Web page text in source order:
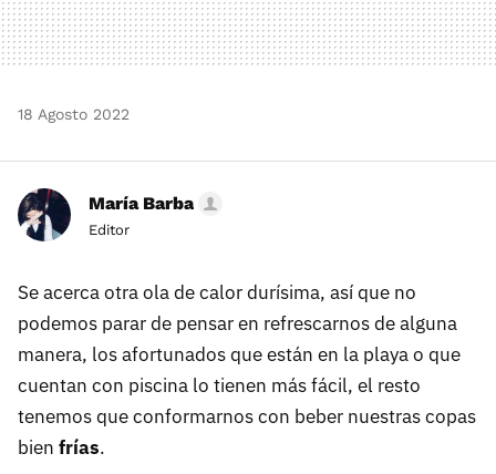
18 Agosto 2022
María Barba
Editor
Se acerca otra ola de calor durísima, así que no
podemos parar de pensar en refrescarnos de alguna
manera, los afortunados que están en la playa o que
cuentan con piscina lo tienen más fácil, el resto
tenemos que conformarnos con beber nuestras copas
bien frías.